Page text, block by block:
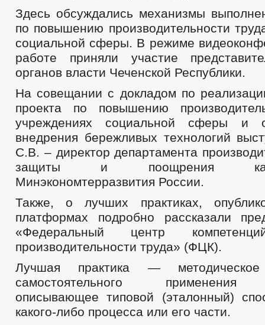
Здесь обсуждались механизмы
по повышению производительности
социальной сферы. В режиме
работе приняли участие
органов власти Чеченской Республики.
На совещании с докладом по
проекта по повышению
учреждениях социальной сферы и
внедрения бережливых технологий
С.В. – директор департамента
защиты и поощрения
Минэкономтерразвития России.
Также, о лучших практиках,
платформах подробно рассказали
«Федеральный центр
производительности труда» (ФЦК).
Лучшая практика —
самостоятельного применения
описывающее типовой (эталонный)
какого-либо процесса или его части.